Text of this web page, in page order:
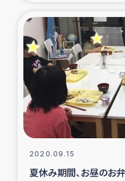
トルコ・シ
デニヤヤ小
コーヒ
アイナロ県マウベ
ベイルート大
2020.09.15
夏休み期間、お昼のお